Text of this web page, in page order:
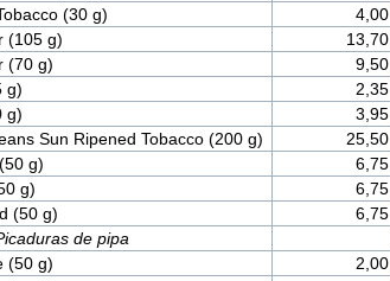
(30 g)
4,00
(105 g)
13,70
(70 g)
9,50
g)
2,35
g)
3,95
Sun Ripened Tobacco (200 g)
25,50
g)
6,75
g)
6,75
(50 g)
6,75
de pipa
(50 g)
2,00